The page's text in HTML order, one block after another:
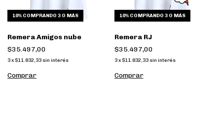
10% COMPRANDO 3 O MÁS
Remera Amigos nube
$35.497,00
3x $11.832,33 sin interés
Comprar
10% COMPRANDO 3 O MÁS
Remera RJ
$35.497,00
3 x $11.832,33 sin interés
Comprar